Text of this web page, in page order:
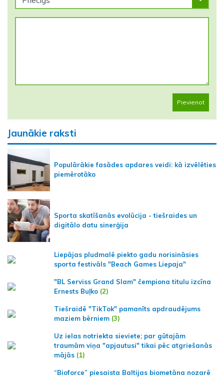
Pievienot
Jaunākie raksti
Populārākie fasādes apdares veidi: kā izvēlēties
piemērotāko
Sporta skatīšanās evolūcija - tiešraides un
digitālo datu sinerģija
Liepājas pludmalē piekto gadu norisināsies
sporta festivāls "Beach Games Liepaja"
"BL Serviss Grand Slam" čempiona titulu izcīna
Ernests Buļko (2)
Tiešraidē "TikTok" pamanīts apdraudējums
maziem bērniem (3)
Uz ielas notriekta sieviete; par gūtajām
traumām viņa "apjautusi" tikai pēc atgriešanās
mājās (1)
“Bioforce” piesaista Baltijas biometāna nozarē